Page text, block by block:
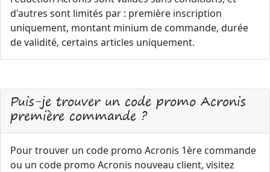
d'autres sont limités par : première inscription
uniquement, montant minium de commande, durée
de validité, certains articles uniquement.
Puis-je trouver un code promo Acronis
première commande ?
Pour trouver un code promo Acronis 1ère commande
ou un code promo Acronis nouveau client, visitez